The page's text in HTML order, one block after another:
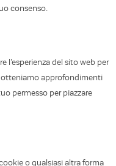
consenso.
l'esperienza del sito web per
approfondimenti
permesso per piazzare
o qualsiasi altra forma